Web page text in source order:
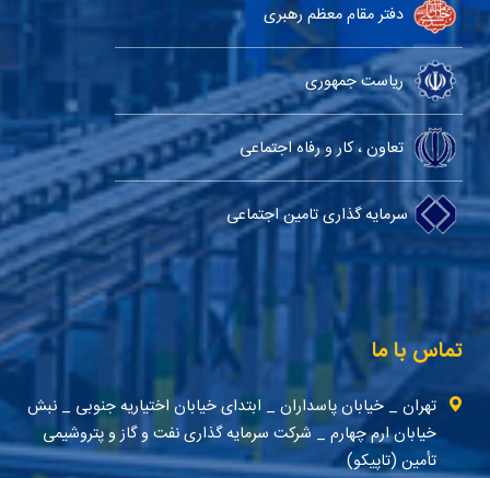
دفتر مقام معظم رهبری
ریاست جمهوری
تعاون ، کار و رفاه اجتماعی
سرمایه گذاری تامین اجتماعی
تماس با ما
تهران _ خیابان پاسداران _ ابتدای خیابان اختیاریه جنوبی _ نبش
خیابان ارم چهارم _ شرکت سرمایه گذاری نفت و گاز و پتروشیمی
تأمین (تاپیکو)